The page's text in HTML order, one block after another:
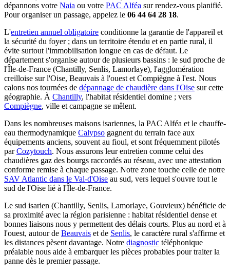
dépannons votre Naia ou votre PAC Alféa sur rendez-vous planifié.
Pour organiser un passage, appelez le 06 44 64 28 18.
L'entretien annuel obligatoire conditionne la garantie de l'appareil et
la sécurité du foyer ; dans un territoire étendu et en partie rural, il
évite surtout l'immobilisation longue en cas de défaut. Le
département s'organise autour de plusieurs bassins : le sud proche de
l'Île-de-France (Chantilly, Senlis, Lamorlaye), l'agglomération
creilloise sur l'Oise, Beauvais à l'ouest et Compiègne à l'est. Nous
calons nos tournées de dépannage de chaudière dans l'Oise sur cette
géographie. À Chantilly, l'habitat résidentiel domine ; vers
Compiègne, ville et campagne se mêlent.
Dans les nombreuses maisons isariennes, la PAC Alféa et le chauffe-
eau thermodynamique Calypso gagnent du terrain face aux
équipements anciens, souvent au fioul, et sont fréquemment pilotés
parCozytouch. Nous assurons leur entretien comme celui des
chaudières gaz des bourgs raccordés au réseau, avec une attestation
conforme remise à chaque passage. Notre zone touche celle de notre
SAV Atlantic dans le Val-d'Oise au sud, vers lequel s'ouvre tout le
sud de l'Oise lié à l'Île-de-France.
Le sud isarien (Chantilly, Senlis, Lamorlaye, Gouvieux) bénéficie de
sa proximité avec la région parisienne : habitat résidentiel dense et
bonnes liaisons nous y permettent des délais courts. Plus au nord et à
l'ouest, autour de Beauvais et de Senlis, le caractère rural s'affirme et
les distances pèsent davantage. Notre diagnostic téléphonique
préalable nous aide à embarquer les pièces probables pour traiter la
panne dès le premier passage.